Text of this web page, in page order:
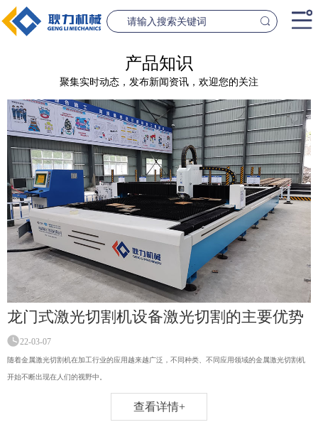
桥梁设备
GL1500-2500数控钢筋笼滚焊机
查看更多
隧道设
GL2300隧道网
查看更
产品中心
案例中心
联系我们
新闻资讯
公司简介
产品知识
聚集实时动态，发布新闻资讯，欢迎您的关注
龙门式激光切割机设备激光切割的主要优势
22-03-07
随着金属激光切割机在加工行业的应用越来越广泛，不同种类、不同应用领域的金属激光切割机
开始不断出现在人们的视野中。
查看详情+